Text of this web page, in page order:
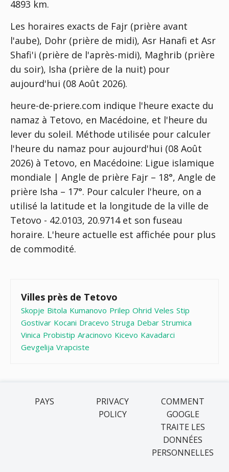
4893 km.
Les horaires exacts de Fajr (prière avant
l'aube), Dohr (prière de midi), Asr Hanafi et Asr
Shafi'i (prière de l'après-midi), Maghrib (prière
du soir), Isha (prière de la nuit) pour
aujourd'hui (08 Août 2026).
heure-de-priere.com indique l'heure exacte du
namaz à Tetovo, en Macédoine, et l'heure du
lever du soleil. Méthode utilisée pour calculer
l'heure du namaz pour aujourd'hui (08 Août
2026) à Tetovo, en Macédoine: Ligue islamique
mondiale | Angle de prière Fajr – 18°, Angle de
prière Isha – 17°. Pour calculer l'heure, on a
utilisé la latitude et la longitude de la ville de
Tetovo - 42.0103, 20.9714 et son fuseau
horaire. L'heure actuelle est affichée pour plus
de commodité.
Villes près de Tetovo
Skopje Bitola Kumanovo Prilep Ohrid Veles Stip
Gostivar Kocani Dracevo Struga Debar Strumica
Vinica Probistip Aracinovo Kicevo Kavadarci
Gevgelija Vrapciste
PAYS
PRIVACY
POLICY
COMMENT
GOOGLE
TRAITE LES
DONNÉES
PERSONNELLES